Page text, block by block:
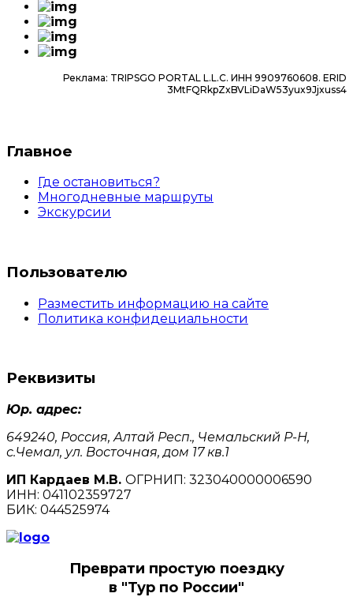
Нажмите кнопку
страницы.
Следуйте инструкции.
Если экскурсия уже прошла, а отмена нужна —
обратитесь в службу поддержки.
Реклама: TRIPSGO PORTAL L.L.C. ИНН 9909760608. ERID
3MtFQRkpZxBVLiDaW53yux9Jjxuss4
Главное
Где остановиться?
Многодневные маршруты
Экскурсии
Пользователю
Разместить информацию на сайте
Политика конфидециальности
Реквизиты
Юр. адрес:
649240, Россия, Алтай Респ., Чемальский Р-Н,
с.Чемал, ул. Восточная, дом 17 кв.1
ИП Кардаев М.В. ОГРНИП: 323040000006590
ИНН: 041102359727
БИК: 044525974
Преврати простую поездку
в "Тур по России"